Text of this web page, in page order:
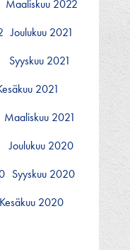
Maaliskuu 2022
Joulukuu 2021
Syyskuu 2021
2021
Maaliskuu 2021
Joulukuu 2020
Syyskuu 2020
Kesäkuu 2020